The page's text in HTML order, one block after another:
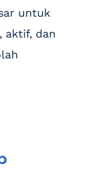
untuk
aktif, dan